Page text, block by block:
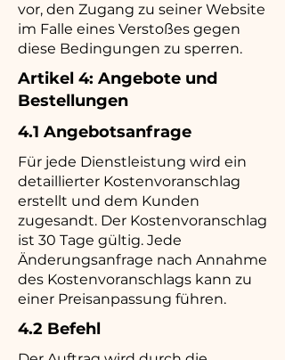
vor, den Zugang zu seiner Website
im Falle eines Verstoßes gegen
diese Bedingungen zu sperren.
Artikel 4: Angebote und
Bestellungen
4.1 Angebotsanfrage
Für jede Dienstleistung wird ein
detaillierter Kostenvoranschlag
erstellt und dem Kunden
zugesandt. Der Kostenvoranschlag
ist 30 Tage gültig. Jede
Änderungsanfrage nach Annahme
des Kostenvoranschlags kann zu
einer Preisanpassung führen.
4.2 Befehl